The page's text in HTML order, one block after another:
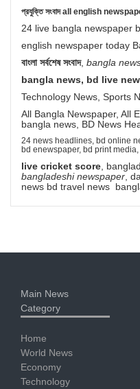
প্রযুক্তি সংবাদ all english
24 live bangla newspaper
english newspaper today
বাংলা সর্বশেষ সংবাদ, bangla
bangla news, bd live
Technology News, Sports
All Bangla Newspaper, All
bangla news, BD News
24 news headlines, bd online
bd enewspaper, bd print
live cricket score ,
bangladeshi newspaper ,
news bd travel news
Main News
Category
Home
World News
Economy
Technology